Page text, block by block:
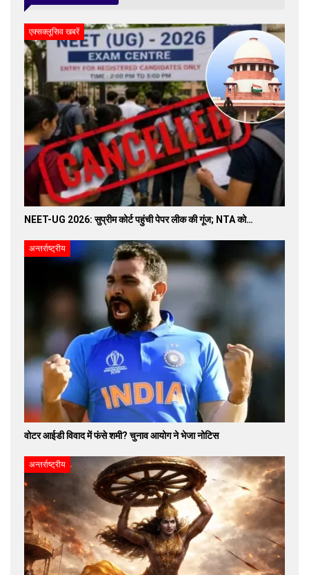
एक्सक्लूसिव खबरें
NEET-UG 2026: सुप्रीम कोर्ट पहुंची पेपर लीक की गूंज; NTA को…
अन्तर्राष्ट्रीय
वोटर आईडी विवाद में फंसे शमी? चुनाव आयोग ने भेजा नोटिस
अन्तर्राष्ट्रीय